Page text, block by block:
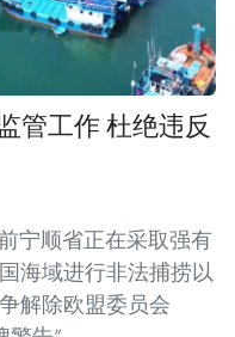
管工作 杜绝违反
宁顺省正在采取强有
海域进行非法捕捞以
解除欧盟委员会